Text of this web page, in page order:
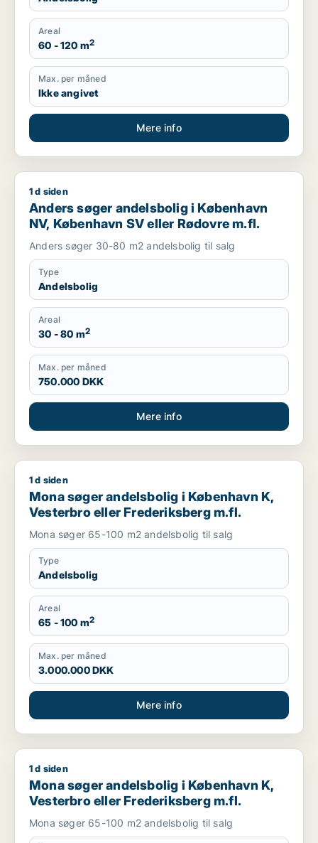
Areal
60 - 120 m2
Max. per måned
Ikke angivet
Mere info
Anders søger andelsbolig i København NV, København SV
1 d siden
Anders søger andelsbolig i København
NV, København SV eller Rødovre m.fl.
Anders søger 30-80 m2 andelsbolig til salg
Type
Andelsbolig
Areal
30 - 80 m2
Max. per måned
750.000 DKK
Mere info
Mona søger andelsbolig i København K, Vesterbro eller
1 d siden
Mona søger andelsbolig i København K,
Vesterbro eller Frederiksberg m.fl.
Mona søger 65-100 m2 andelsbolig til salg
Type
Andelsbolig
Areal
65 - 100 m2
Max. per måned
3.000.000 DKK
Mere info
Mona søger andelsbolig i København K, Vesterbro eller
1 d siden
Mona søger andelsbolig i København K,
Vesterbro eller Frederiksberg m.fl.
Mona søger 65-100 m2 andelsbolig til salg